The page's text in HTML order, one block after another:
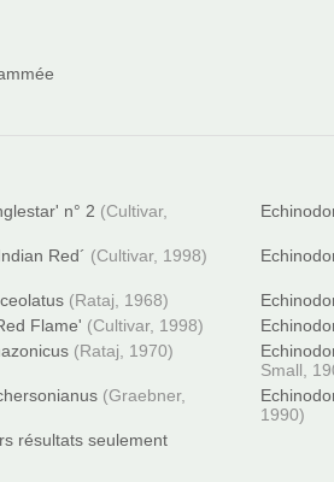
n° 2 (Cultivar,
Red´ (Cultivar, 1998)
(Rataj, 1968)
Flame' (Cultivar, 1998)
(Rataj, 1970)
Small,
(Graebner,
1990)
résultats seulement